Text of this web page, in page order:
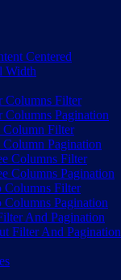
Centered
Width
Columns Filter
Pagination
Filter
Pagination
Columns Filter
Columns Pagination
Filter
Pagination
And Pagination
Filter And Pagination